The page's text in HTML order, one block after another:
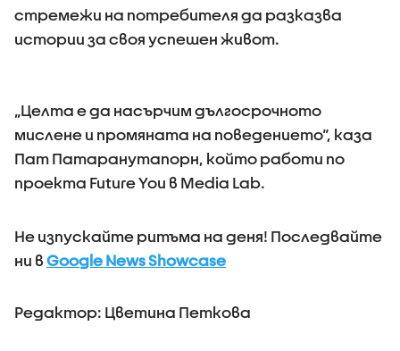
стремежи на потребителя да разказва
истории за своя успешен живот.
„Целта е да насърчим дългосрочното
мислене и промяната на поведението“, каза
Пат Патаранутапорн, който работи по
проекта Future You в Media Lab.
Не изпускайте ритъма на деня! Последвайте
ни в Google News Showcase
Редактор: Цветина Петкова